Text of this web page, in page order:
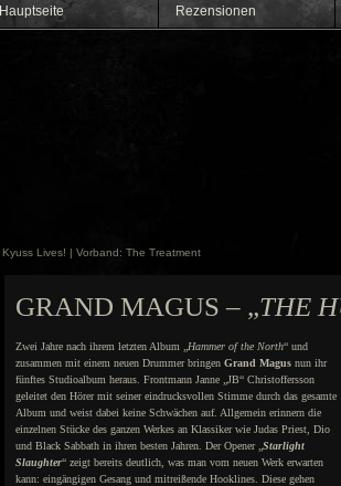
Hauptseite Rezensionen
Kyuss Lives! | Vorband: The Treatment
GRAND MAGUS – „THE
Zwei Jahre nach ihrem letzten Album „ Hammer of the North“ und
zusammen mit einem neuen Drummer bringen Grand Magus nun ihr
fünftes Studioalbum heraus. Frontmann Janne „JB“ Christoffersson
geleitet den Hörer mit seiner eindrucksvollen Stimme durch das gesamte
Album und weist dabei keine Schwächen auf. Allgemein erinnern die
einzelnen Stücke des ganzen Werkes an Klassiker wie Judas Priest, Dio
und Black Sabbath in ihren besten Jahren. Der Opener „ Starlight
Slaughter“ zeigt bereits deutlich, was man vom neuen Werk erwarten
kann: eingängigen Gesang und mitreißende Hooklines. Diese gehen